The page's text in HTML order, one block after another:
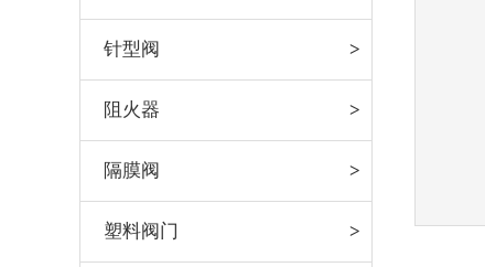
针型阀
阻火器
隔膜阀
塑料阀门